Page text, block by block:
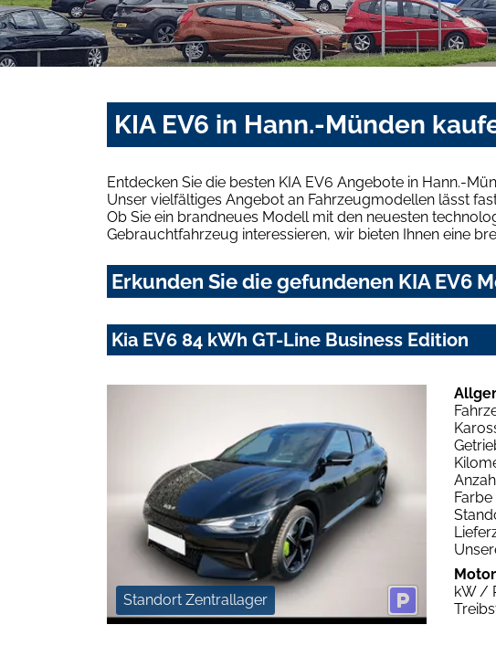
KIA EV6 in Hann.-Münden
Entdecken Sie die besten KIA EV6 Angebote in Hann.-
Unser vielfältiges Angebot an Fahrzeugmodellen lässt
Ob Sie ein brandneues Modell mit den neuesten
Gebrauchtfahrzeug interessieren, wir bieten Ihnen eine
Erkunden Sie die gefundenen KIA EV6
Kia EV6 84 kWh GT-Line Business Edition
Standort Zentrallager
Farbe
kW /